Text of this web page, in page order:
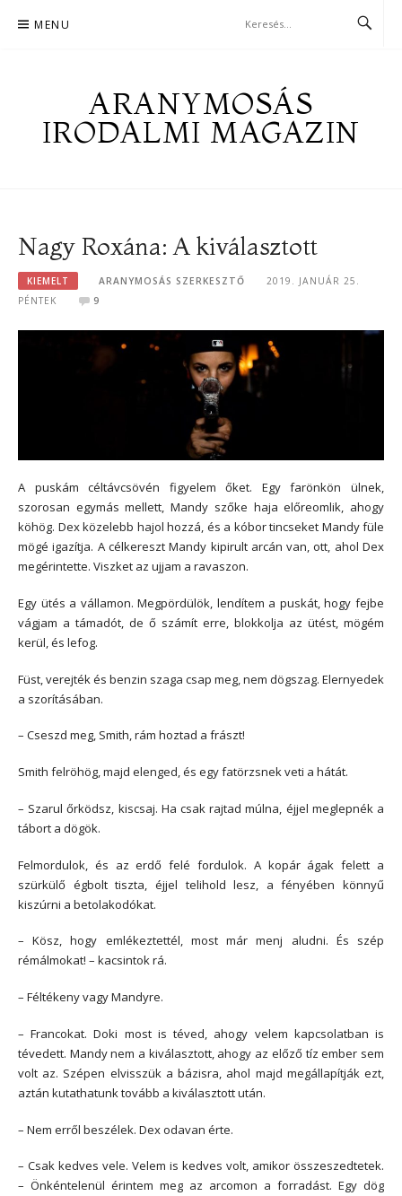
MENU
ARANYMOSÁS
IRODALMI MAGAZIN
Nagy Roxána: A kiválasztott
KIEMELT ARANYMOSÁS SZERKESZTŐ
2019. JANUÁR 25.
PÉNTEK
9
A puskám céltávcsövén figyelem őket. Egy farönkön ülnek,
szorosan egymás mellett, Mandy szőke haja előreomlik, ahogy
köhög. Dex közelebb hajol hozzá, és a kóbor tincseket Mandy füle
mögé igazítja. A célkereszt Mandy kipirult arcán van, ott, ahol Dex
megérintette. Viszket az ujjam a ravaszon.
Egy ütés a vállamon. Megpördülök, lendítem a puskát, hogy fejbe
vágjam a támadót, de ő számít erre, blokkolja az ütést, mögém
kerül, és lefog.
Füst, verejték és benzin szaga csap meg, nem dögszag. Elernyedek
a szorításában.
– Cseszd meg, Smith, rám hoztad a frászt!
Smith felröhög, majd elenged, és egy fatörzsnek veti a hátát.
– Szarul őrködsz, kiscsaj. Ha csak rajtad múlna, éjjel meglepnék a
tábort a dögök.
Felmordulok, és az erdő felé fordulok. A kopár ágak felett a
szürkülő égbolt tiszta, éjjel telihold lesz, a fényében könnyű
kiszúrni a betolakodókat.
– Kösz, hogy emlékeztettél, most már menj aludni. És szép
rémálmokat! – kacsintok rá.
– Féltékeny vagy Mandyre.
– Francokat. Doki most is téved, ahogy velem kapcsolatban is
tévedett. Mandy nem a kiválasztott, ahogy az előző tíz ember sem
volt az. Szépen elvisszük a bázisra, ahol majd megállapítják ezt,
aztán kutathatunk tovább a kiválasztott után.
– Nem erről beszélek. Dex odavan érte.
– Csak kedves vele. Velem is kedves volt, amikor összeszedtetek.
– Önkéntelenül érintem meg az arcomon a forradást. Egy dög